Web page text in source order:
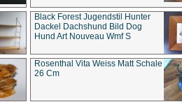
Black Forest Jugendstil Hunter
Dackel Dachshund Bild Dog
Hund Art Nouveau Wmf S
Rosenthal Vita Weiss Matt Schale
26 Cm